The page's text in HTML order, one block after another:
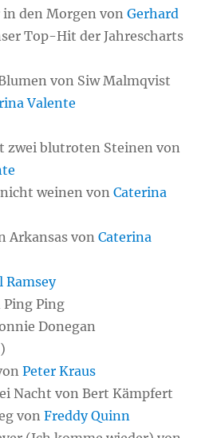
den Morgen vonGerhard
Top-Hit der Jahrescharts
von Siw Malmqvist
Valente
zwei blutroten Steinen von
weinen vonCaterina
Arkansas vonCaterina
Ramsey
Ping Ping
Donegan
Peter Kraus
Nacht von Bert Kämpfert
vonFreddy Quinn